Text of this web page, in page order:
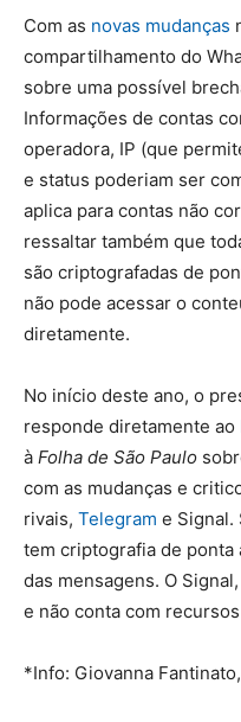
Com as novas mudanças
compartilhamento do
sobre uma possível
Informações de contas
operadora, IP (que
e status poderiam ser
aplica para contas não
ressaltar também que
são criptografadas de
não pode acessar o
diretamente.
No início deste ano, o
responde diretamente ao
à Folha de São Paulo
com as mudanças e
rivais, Telegram e Signal.
tem criptografia de ponta
das mensagens. O
e não conta com
*Info: Giovanna